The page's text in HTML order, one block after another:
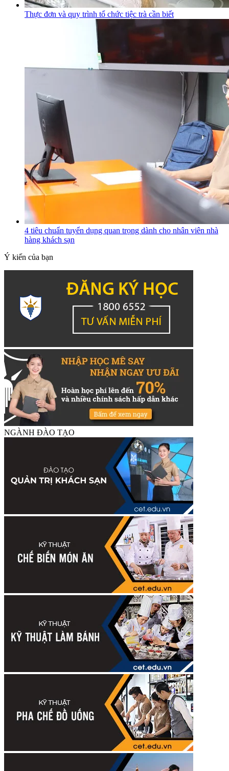
Thực đơn và quy trình tổ chức tiệc trà cần biết
4 tiêu chuẩn tuyển dụng quan trọng dành cho nhân viên nhà
hàng khách sạn
Ý kiến của bạn
NGÀNH ĐÀO TẠO